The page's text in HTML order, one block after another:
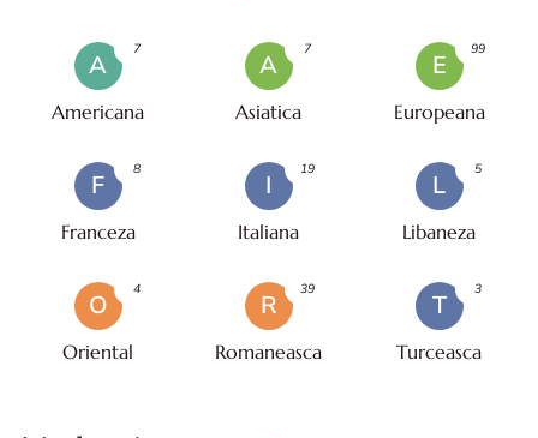
A
Americana
7
A
Asiatica
7
E
Europeana
99
F
Franceza
8
I
Italiana
19
L
Libaneza
5
O
Oriental
4
R
Romaneasca
39
T
Turceasca
3